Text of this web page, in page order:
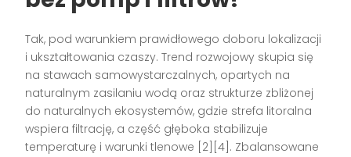
Tak, pod warunkiem prawidłowego doboru lokalizacji
i ukształtowania czaszy. Trend rozwojowy skupia się
na stawach samowystarczalnych, opartych na
naturalnym zasilaniu wodą oraz strukturze zbliżonej
do naturalnych ekosystemów, gdzie strefa litoralna
wspiera filtrację, a część głęboka stabilizuje
temperaturę i warunki tlenowe [2][4]. Zbalansowane